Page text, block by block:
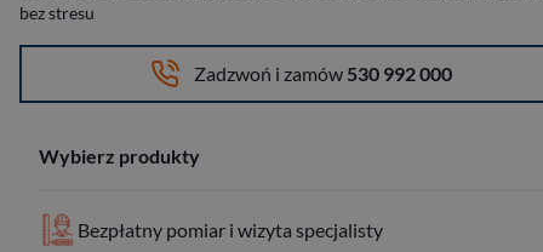
bez stresu
Zadzwoń i zamów 530 992 000
Wybierz produkty
Bezpłatny pomiar i wizyta specjalisty